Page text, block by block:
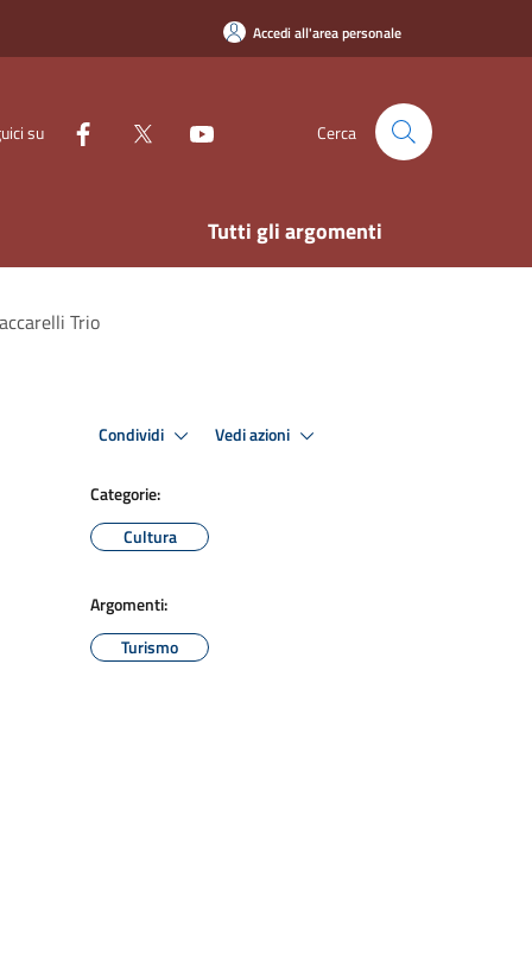
Accedi all'area personale
su Cerca
Tutti gli argomenti
Trio
Condividi Vedi azioni
Categorie:
Cultura
Argomenti:
Turismo